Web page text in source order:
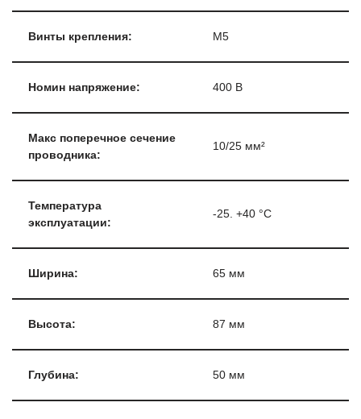
Винты крепления: М5
Номин напряжение: 400 В
Макс поперечное сечение
проводника:
10/25 мм²
Температура
эксплуатации:
-25. +40 °C
Ширина: 65 мм
Высота: 87 мм
Глубина: 50 мм